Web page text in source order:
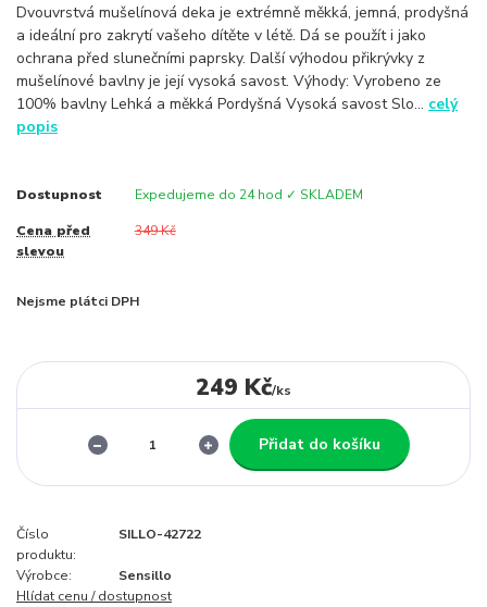
Dvouvrstvá mušelínová deka je extrémně měkká, jemná, prodyšná
a ideální pro zakrytí vašeho dítěte v létě. Dá se použít i jako
ochrana před slunečními paprsky. Další výhodou přikrývky z
mušelínové bavlny je její vysoká savost. Výhody: Vyrobeno ze
100% bavlny Lehká a měkká Pordyšná Vysoká savost Slo... celý
popis
Dostupnost Expedujeme do 24 hod ✓ SKLADEM
Cena před
slevou
349 Kč
Nejsme plátci DPH
249 Kč/ks
Přidat do košíku
Číslo
produktu:
SILLO-42722
Výrobce:
Sensillo
Hlídat cenu / dostupnost